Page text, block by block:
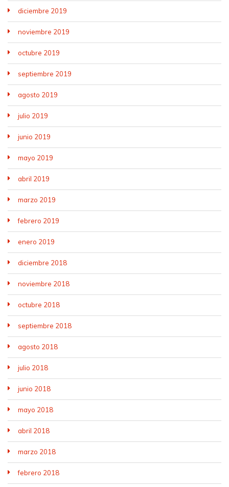
diciembre 2019
noviembre 2019
octubre 2019
septiembre 2019
agosto 2019
julio 2019
junio 2019
mayo 2019
abril 2019
marzo 2019
febrero 2019
enero 2019
diciembre 2018
noviembre 2018
octubre 2018
septiembre 2018
agosto 2018
julio 2018
junio 2018
mayo 2018
abril 2018
marzo 2018
febrero 2018